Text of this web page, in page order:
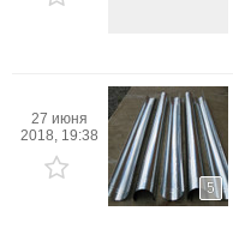
27 июня
2018, 19:38
5